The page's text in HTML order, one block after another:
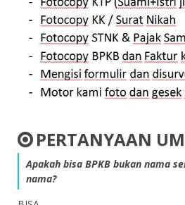
PERTANYAAN
Apakah bisa BPKB bukan nama
nama?